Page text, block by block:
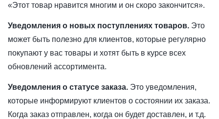
«Этот товар нравится многим и он скоро закончится».
Уведомления о новых поступлениях товаров. Это
может быть полезно для клиентов, которые регулярно
покупают у вас товары и хотят быть в курсе всех
обновлений ассортимента.
Уведомления о статусе заказа. Это уведомления,
которые информируют клиентов о состоянии их заказа.
Когда заказ отправлен, когда он будет доставлен, и т.д.